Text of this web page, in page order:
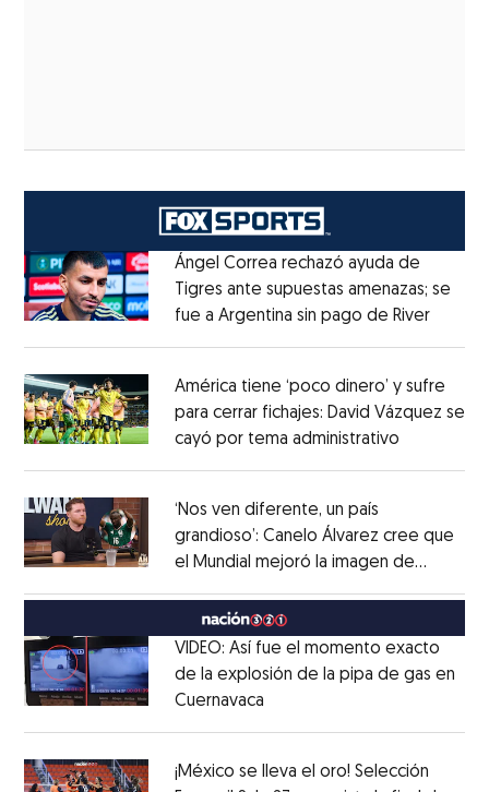
Ángel Correa rechazó ayuda de
Tigres ante supuestas amenazas; se
fue a Argentina sin pago de RiverOpens
América tiene ‘poco dinero’ y sufre
para cerrar fichajes: David Vázquez se
cayó por tema administrativo
‘Nos ven diferente, un país
grandioso’: Canelo Álvarez cree que
el Mundial mejoró la imagen de
MéxicoOpens in new window
VIDEO: Así fue el momento exacto
de la explosión de la pipa de gas en
Cuernavaca
¡México se lleva el oro! Selección